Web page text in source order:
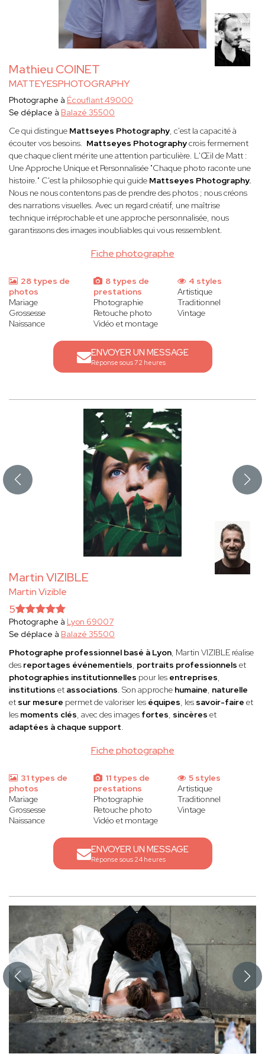
Mathieu COINET
MATTEYESPHOTOGRAPHY
Fiche photographe
Photographe à Écouflant 49000
Se déplace à Balazé 35500
Ce qui distingue Mattseyes Photography, c'est la capacité à
écouter vos besoins. Mattseyes Photographycrois fermement
que chaque client mérite une attention particulière. L'Œil de Matt :
Une Approche Unique et Personnalisée "Chaque photo raconte une
histoire." C'est la philosophie qui guide Mattseyes Photography.
Nous ne nous contentons pas de prendre des photos ; nous créons
des narrations visuelles. Avec un regard créatif, une maîtrise
technique irréprochable et une approche personnalisée, nous
garantissons des images inoubliables qui vous ressemblent.
28 types de
photos
Mariage
Grossesse
Naissance
8 types de
prestations
Photographie
Retouche photo
Vidéo et montage
4 styles
Artistique
Traditionnel
Vintage
ENVOYER UN MESSAGE
Réponse sous 72 heures
Martin VIZIBLE
Martin Vizible
Fiche photographe
5
Photographe à Lyon 69007
Se déplace à Balazé 35500
Photographe professionnel basé à Lyon, Martin VIZIBLE réalise
des reportages événementiels, portraits professionnels et
photographies institutionnelles pour les entreprises,
institutions et associations. Son approche humaine, naturelle
et sur mesure permet de valoriser les équipes, les savoir-faire et
les moments clés, avec des images fortes, sincères et
adaptées à chaque support.
31 types de
photos
Mariage
Grossesse
Naissance
11 types de
prestations
Photographie
Retouche photo
Vidéo et montage
5 styles
Artistique
Traditionnel
Vintage
ENVOYER UN MESSAGE
Réponse sous 24 heures